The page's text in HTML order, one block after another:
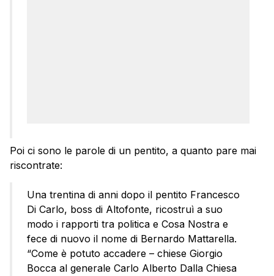
Poi ci sono le parole di un pentito, a quanto pare mai
riscontrate:
Una trentina di anni dopo il pentito Francesco
Di Carlo, boss di Altofonte, ricostruì a suo
modo i rapporti tra politica e Cosa Nostra e
fece di nuovo il nome di Bernardo Mattarella.
“Come è potuto accadere – chiese Giorgio
Bocca al generale Carlo Alberto Dalla Chiesa